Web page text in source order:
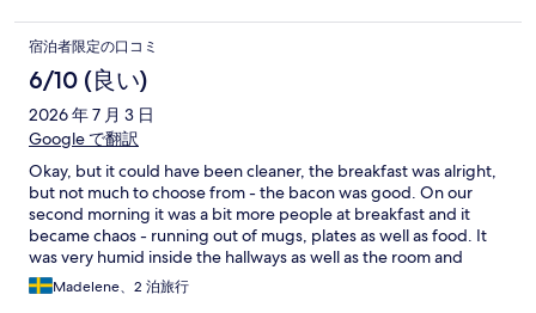
rooms), the workers are attentive, professional and friendly, and
the breakfast was basic but decent.
宿泊者限定の口コミ
6/10 (良い)
2026 年 7 月 3 日
Google で翻訳
Okay, but it could have been cleaner, the breakfast was alright,
but not much to choose from - the bacon was good. On our
second morning it was a bit more people at breakfast and it
became chaos - running out of mugs, plates as well as food. It
was very humid inside the hallways as well as the room and
windows needed to be open all the time. There was nowhere to
hang off coats. Only bath towels, no hand towels. The room felt
Madelene、2 泊旅行